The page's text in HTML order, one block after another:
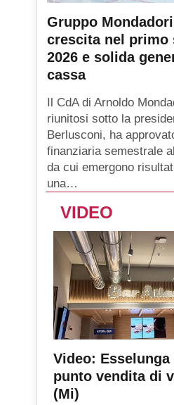
Gruppo
crescita nel primo
2026 e solida
cassa
Il CdA di Arnoldo
riunitosi sotto la
Berlusconi, ha
finanziaria semestrale
da cui emergono
una…
VIDEO
Video: Esselunga
punto vendita di
(Mi)